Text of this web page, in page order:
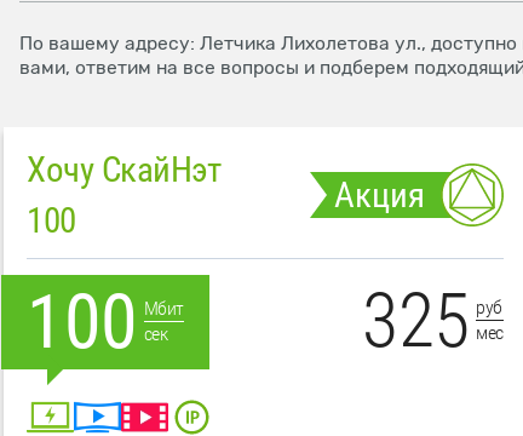
По вашему адресу: Летчика Лихолетова ул.,
вами, ответим на все вопросы и подберем
Хочу СкайНэт
100
Акция
100 Мбит
сек
325 руб
мес